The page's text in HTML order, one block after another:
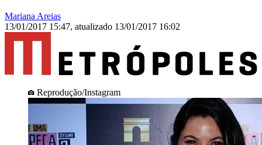
Mariana Areias
13/01/2017 15:47, atualizado 13/01/2017 16:02
Reprodução/Instagram